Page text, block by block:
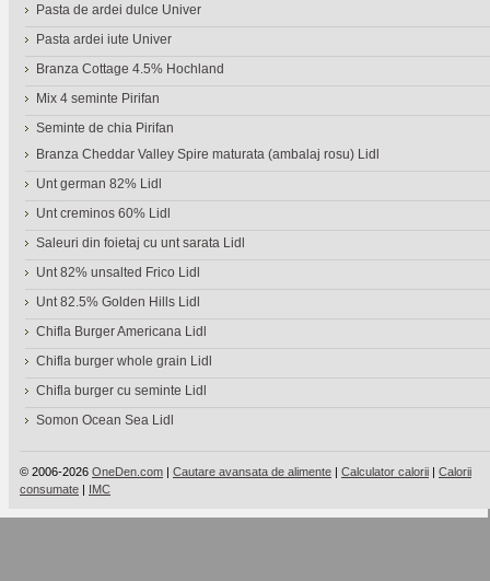
Pasta de ardei dulce Univer
Pasta ardei iute Univer
Branza Cottage 4.5% Hochland
Mix 4 seminte Pirifan
Seminte de chia Pirifan
Branza Cheddar Valley Spire maturata (ambalaj rosu) Lidl
Unt german 82% Lidl
Unt creminos 60% Lidl
Saleuri din foietaj cu unt sarata Lidl
Unt 82% unsalted Frico Lidl
Unt 82.5% Golden Hills Lidl
Chifla Burger Americana Lidl
Chifla burger whole grain Lidl
Chifla burger cu seminte Lidl
Somon Ocean Sea Lidl
© 2006-2026 OneDen.com | Cautare avansata de alimente | Calculator calorii | Calorii
consumate | IMC